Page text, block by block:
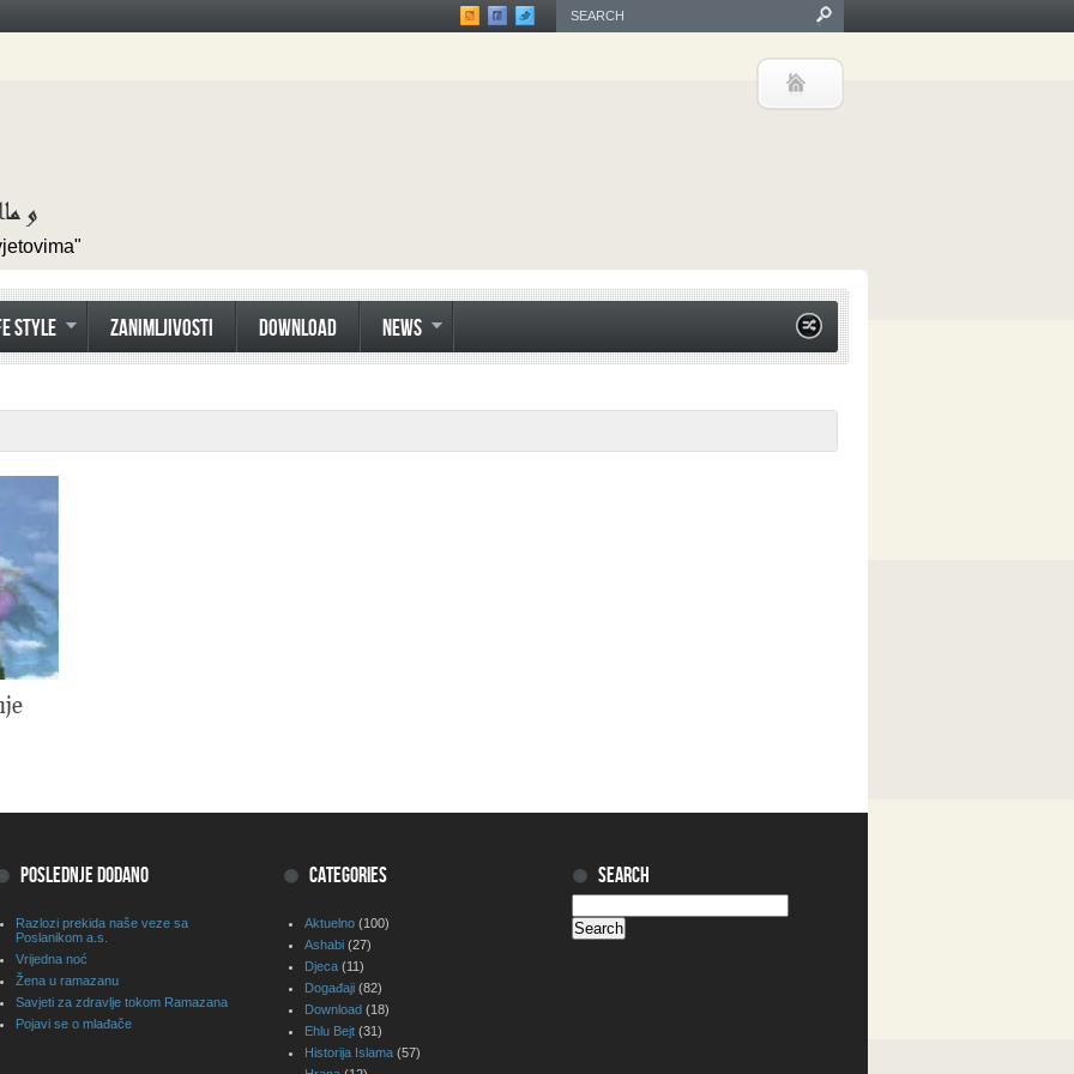
STYLE ZANIMLJIVOSTI DOWNLOAD NEWS
POSLEDNJE DODANO
Razlozi prekida naše veze sa
Poslanikom a.s.
Vrijedna noć
Žena u ramazanu
Savjeti za zdravlje tokom Ramazana
Pojavi se o mlađače
CATEGORIES
Aktuelno (100)
Ashabi (27)
Djeca (11)
Događaji (82)
Download (18)
Ehlu Bejt (31)
Historija Islama (57)
SEARCH